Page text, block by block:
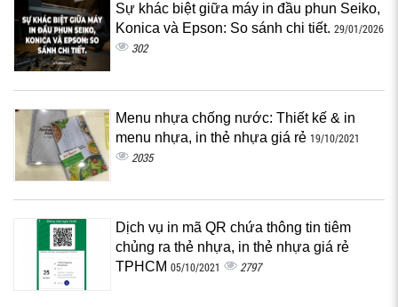
Sự khác biệt giữa máy in đầu phun Seiko,
Konica và Epson: So sánh chi tiết. 29/01/2026
302
Menu nhựa chống nước: Thiết kế & in
menu nhựa, in thẻ nhựa giá rẻ 19/10/2021
2035
Dịch vụ in mã QR chứa thông tin tiêm
chủng ra thẻ nhựa, in thẻ nhựa giá rẻ
TPHCM 05/10/2021 2797